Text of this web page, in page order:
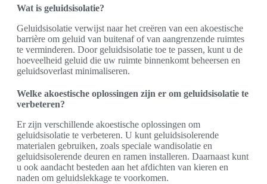
Wat is geluidsisolatie?
Geluidsisolatie verwijst naar het creëren van een akoestische
barrière om geluid van buitenaf of van aangrenzende ruimtes
te verminderen. Door geluidsisolatie toe te passen, kunt u de
hoeveelheid geluid die uw ruimte binnenkomt beheersen en
geluidsoverlast minimaliseren.
Welke akoestische oplossingen zijn er om geluidsisolatie te
verbeteren?
Er zijn verschillende akoestische oplossingen om
geluidsisolatie te verbeteren. U kunt geluidsisolerende
materialen gebruiken, zoals speciale wandisolatie en
geluidsisolerende deuren en ramen installeren. Daarnaast kunt
u ook aandacht besteden aan het afdichten van kieren en
naden om geluidslekkage te voorkomen.